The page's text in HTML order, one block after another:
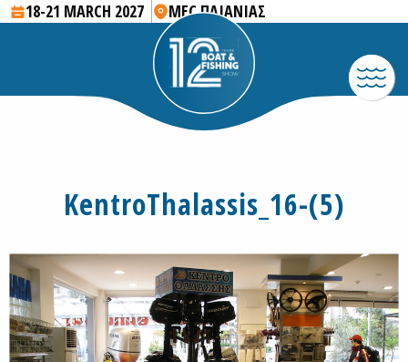
18-21 MARCH 2027 MEC ΠΑΙΑΝΙΑΣ
KentroThalassis_16-(5)